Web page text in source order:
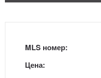
MLS номер:
Цена: